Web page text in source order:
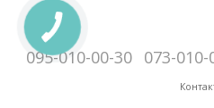
095-010-00-30 073-010-